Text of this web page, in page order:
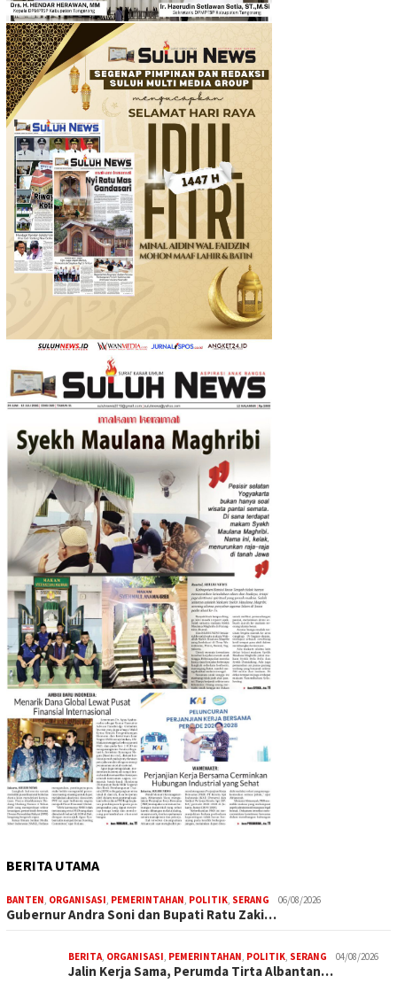
BERITA UTAMA
BANTEN, ORGANISASI, PEMERINTAHAN, POLITIK, SERANG 06/08/2026
Gubernur Andra Soni dan Bupati Ratu Zaki…
BERITA, ORGANISASI, PEMERINTAHAN, POLITIK, SERANG 04/08/2026
Jalin Kerja Sama, Perumda Tirta Albantan…